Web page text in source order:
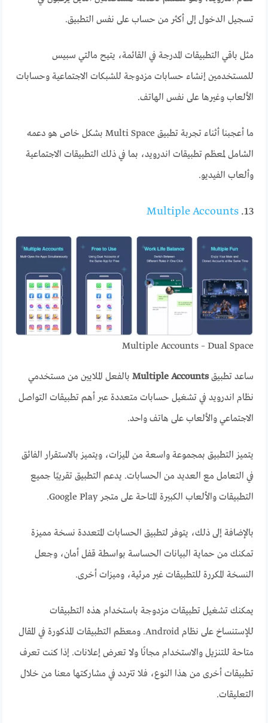
تسجيل الدخول إلى أكثر من حساب على نفس التطبيق.
مثل باقي التطبيقات المدرجة في القائمة، يتيح مالتي سبيس
للمستخدمين إنشاء حسابات مزدوجة للشبكات الاجتماعية وحسابات
الألعاب وغيرها على نفس الهاتف.
ما أعجبنا أثناء تجربة تطبيق Multi Space بشكل خاص هو دعمه
الشامل لمعظم تطبيقات اندرويد، بما في ذلك التطبيقات الاجتماعية
وألعاب الفيديو.
13.
Multiple Accounts
Multiple Accounts – Dual Space
ساعد تطبيقMultiple Accounts بالفعل الملايين من مستخدمي
نظام اندرويد في تشغيل حسابات متعددة عبر أهم تطبيقات التواصل
الاجتماعي والألعاب على هاتف واحد.
يتميز التطبيق بمجموعة واسعة من الميزات، ويتميز بالاستقرار الفائق
في التعامل مع العديد من الحسابات. يدعم التطبيق تقريبًا جميع
التطبيقات والألعاب الكبيرة المتاحة على متجر Google Play.
بالإضافة إلى ذلك، يتوفر لتطبيق الحسابات المتعددة نسخة مميزة
تمكنك من حماية البيانات الحساسة بواسطة قفل أمان، وجعل
النسخة المكررة للتطبيقات غير مرئية، وميزات أخرى.
يمكنك تشغيل تطبيقات مزدوجة باستخدام هذه التطبيقات
للإستنساخ على نظام Android. ومعظم التطبيقات المذكورة في المقال
متاحة للتنزيل والاستخدام مجانًا ولا تعرض إعلانات. إذا كنت تعرف
تطبيقات أخرى من هذا النوع، فلا تتردد في مشاركتها معنا من خلال
التعليقات.